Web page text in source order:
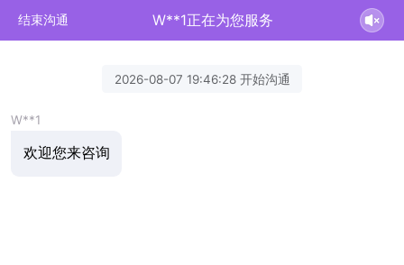
结束沟通 W**1正在为您服务
2026-08-07 19:46:28 开始沟通
W**1
欢迎您来咨询